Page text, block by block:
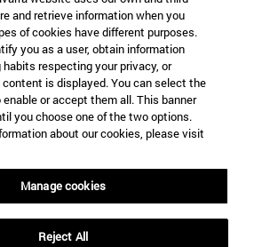
and retrieve information when you
of cookies have different purposes.
you as a user, obtain information
respecting your privacy, or
is displayed. You can select the
or accept them all. This banner
you choose one of the two options.
about our cookies, please visit
Manage cookies
Reject All